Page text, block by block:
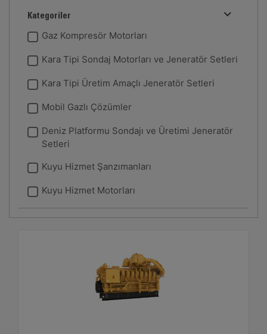
Kategoriler
Gaz Kompresör Motorları
Kara Tipi Sondaj Motorları ve Jeneratör Setleri
Kara Tipi Üretim Amaçlı Jeneratör Setleri
Mobil Gazlı Çözümler
Deniz Platformu Sondajı ve Üretimi Jeneratör
Setleri
Kuyu Hizmet Şanzımanları
Kuyu Hizmet Motorları